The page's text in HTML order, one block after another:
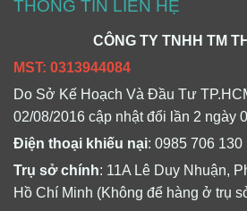
THÔNG TIN LIÊN HỆ
CÔNG TY TNHH TM
MST: 0313944084
Do Sở Kế Hoạch Và Đầu Tư
02/08/2016 cập nhật đổi lần 2 ngày
Điện thoại khiếu nại: 0985 706 130
Trụ sở chính: 11A Lê Duy Nhuận,
Hồ Chí Minh (Không để hàng ở trụ